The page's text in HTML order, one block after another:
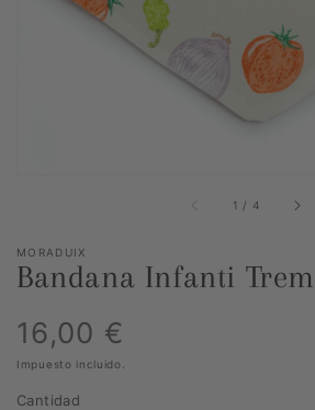
vista
de
galería
1 / de
4
MORADUIX
Bandana Infanti
Precio
habitual
16,00 €
Impuesto incluido.
Cantidad